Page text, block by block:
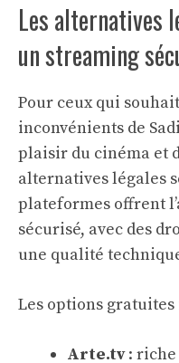
Les alternatives
un streaming
Pour ceux qui
inconvénients de
plaisir du cinéma et
alternatives légales
plateformes offrent
sécurisé, avec des
une qualité
Les options
Arte.tv: riche